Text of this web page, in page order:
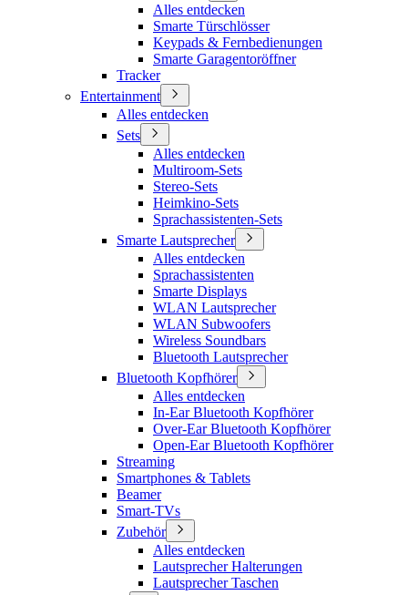
Alles entdecken
Smarte Türschlösser
Keypads & Fernbedienungen
Smarte Garagentoröffner
Tracker
Entertainment
Alles entdecken
Sets
Alles entdecken
Multiroom-Sets
Stereo-Sets
Heimkino-Sets
Sprachassistenten-Sets
Smarte Lautsprecher
Alles entdecken
Sprachassistenten
Smarte Displays
WLAN Lautsprecher
WLAN Subwoofers
Wireless Soundbars
Bluetooth Lautsprecher
Bluetooth Kopfhörer
Alles entdecken
In-Ear Bluetooth Kopfhörer
Over-Ear Bluetooth Kopfhörer
Open-Ear Bluetooth Kopfhörer
Streaming
Smartphones & Tablets
Beamer
Smart-TVs
Zubehör
Alles entdecken
Lautsprecher Halterungen
Lautsprecher Taschen